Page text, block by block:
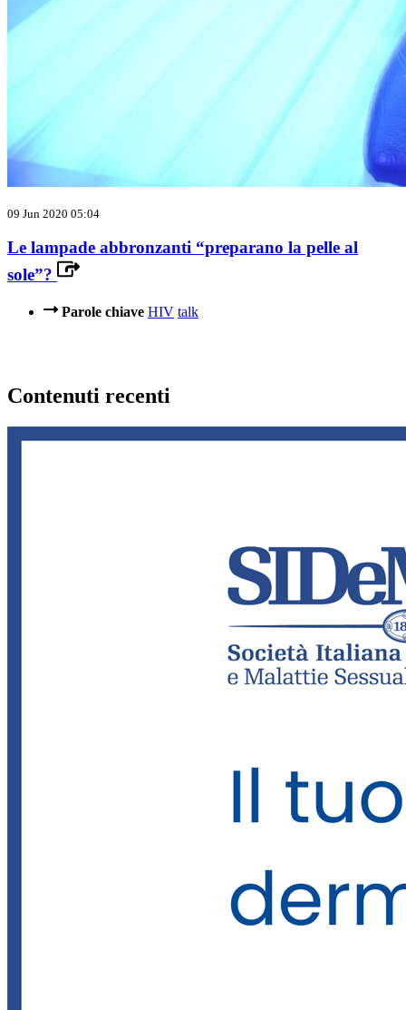
09 Jun 2020 05:04
Le lampade abbronzanti “preparano la pelle al
sole”?
Parole chiave HIV talk
Contenuti recenti